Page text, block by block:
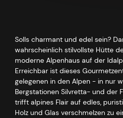
Solls charmant und edel sein?
wahrscheinlich stilvollste Hütte
moderne Alpenhaus auf der
Erreichbar ist dieses
gelegenen in den Alpen - in nur
Bergstationen Silvretta- und der
trifft alpines Flair auf edles,
Holz und Glas verschmelzen zu